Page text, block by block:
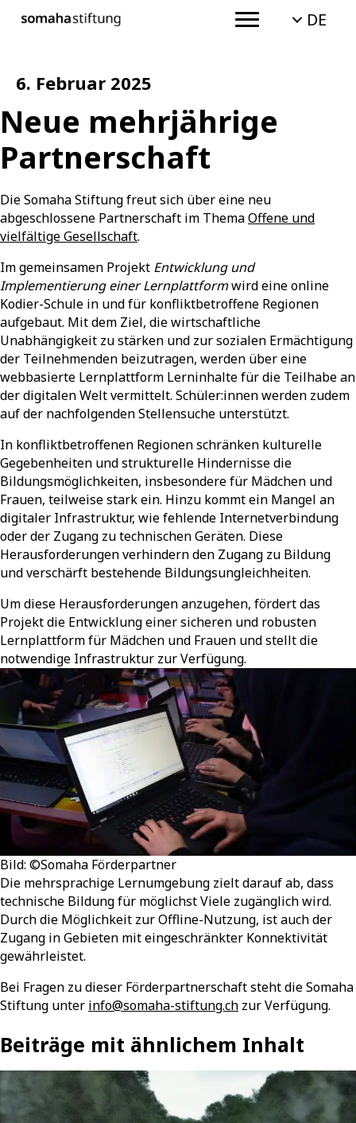
DE
6. Februar 2025
Neue mehrjährige
Partnerschaft
Die Somaha Stiftung freut sich über eine neu
abgeschlossene Partnerschaft im ThemaOffene und
vielfältige Gesellschaft.
Im gemeinsamen Projekt Entwicklung und
Implementierung einer Lernplattformwird eine online
Kodier-Schule in und für konfliktbetroffene Regionen
aufgebaut. Mit dem Ziel, die wirtschaftliche
Unabhängigkeit zu stärken und zur sozialen Ermächtigung
der Teilnehmenden beizutragen, werden über eine
webbasierte Lernplattform Lerninhalte für die Teilhabe an
der digitalen Welt vermittelt. Schüler:innen werden zudem
auf der nachfolgenden Stellensuche unterstützt.
In konfliktbetroffenen Regionen schränken kulturelle
Gegebenheiten und strukturelle Hindernisse die
Bildungsmöglichkeiten, insbesondere für Mädchen und
Frauen, teilweise stark ein. Hinzu kommt ein Mangel an
digitaler Infrastruktur, wie fehlende Internetverbindung
oder der Zugang zu technischen Geräten. Diese
Herausforderungen verhindern den Zugang zu Bildung
und verschärft bestehende Bildungsungleichheiten.
Um diese Herausforderungen anzugehen, fördert das
Projekt die Entwicklung einer sicheren und robusten
Lernplattform für Mädchen und Frauen und stellt die
notwendige Infrastruktur zur Verfügung.
Bild: ©Somaha Förderpartner
Die mehrsprachige Lernumgebung zielt darauf ab, dass
technische Bildung für möglichst Viele zugänglich wird.
Durch die Möglichkeit zur Offline-Nutzung, ist auch der
Zugang in Gebieten mit eingeschränkter Konnektivität
gewährleistet.
Bei Fragen zu dieser Förderpartnerschaft steht die Somaha
Stiftung unter info@somaha-stiftung.ch zur Verfügung.
Beiträge mit ähnlichem Inhalt